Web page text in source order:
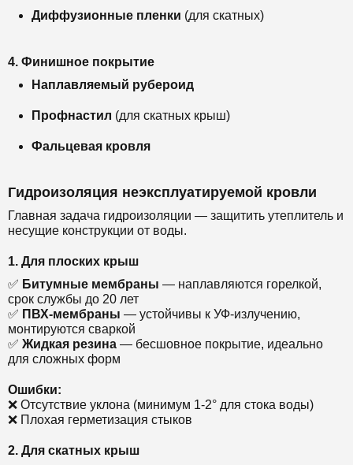
Диффузионные пленки (для скатных)
4. Финишное покрытие
Наплавляемый рубероид
Профнастил (для скатных крыш)
Фальцевая кровля
Гидроизоляция неэксплуатируемой кровли
Главная задача гидроизоляции — защитить утеплитель и
несущие конструкции от воды.
1. Для плоских крыш
✅ Битумные мембраны — наплавляются горелкой,
срок службы до 20 лет
✅ ПВХ-мембраны — устойчивы к УФ-излучению,
монтируются сваркой
✅ Жидкая резина — бесшовное покрытие, идеально
для сложных форм
Ошибки:
❌ Отсутствие уклона (минимум 1-2° для стока воды)
❌ Плохая герметизация стыков
2. Для скатных крыш